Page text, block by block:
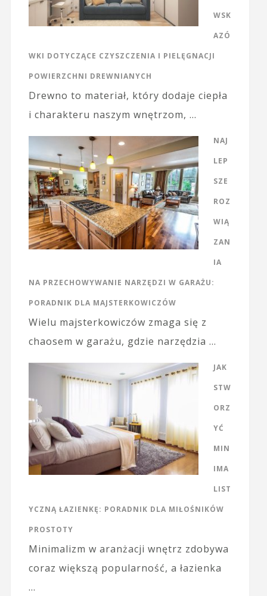
WSK
AZÓ
WKI DOTYCZĄCE CZYSZCZENIA I PIELĘGNACJI
POWIERZCHNI DREWNIANYCH
Drewno to materiał, który dodaje ciepła
i charakteru naszym wnętrzom, …
NAJ
LEP
SZE
ROZ
WIĄ
ZAN
IA
NA PRZECHOWYWANIE NARZĘDZI W GARAŻU:
PORADNIK DLA MAJSTERKOWICZÓW
Wielu majsterkowiczów zmaga się z
chaosem w garażu, gdzie narzędzia …
JAK
STW
ORZ
YĆ
MIN
IMA
LIST
YCZNĄ ŁAZIENKĘ: PORADNIK DLA MIŁOŚNIKÓW
PROSTOTY
Minimalizm w aranżacji wnętrz zdobywa
coraz większą popularność, a łazienka
…